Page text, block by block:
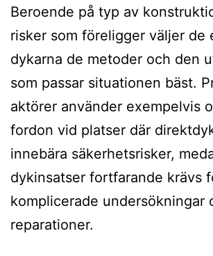
Beroende på typ av
risker som föreligger väljer de
dykarna de metoder och den
som passar situationen bäst.
aktörer använder exempelvis
fordon vid platser där
innebära säkerhetsrisker,
dykinsatser fortfarande krävs
komplicerade undersökningar
reparationer.